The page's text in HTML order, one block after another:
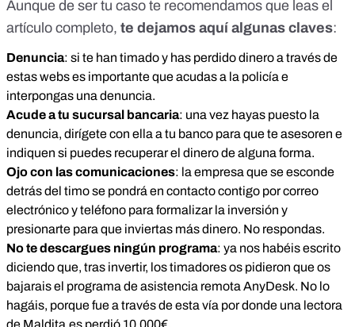
Aunque de ser tu caso te recomendamos que leas el
artículo completo, te dejamos aquí algunas claves:
Denuncia: si te han timado y has perdido dinero a través de
estas webs es importante que acudas a la policía e
interpongas una denuncia.
Acude a tu sucursal bancaria: una vez hayas puesto la
denuncia, dirígete con ella a tu banco para que te asesoren e
indiquen si puedes recuperar el dinero de alguna forma.
Ojo con las comunicaciones: la empresa que se esconde
detrás del timo se pondrá en contacto contigo por correo
electrónico y teléfono para formalizar la inversión y
presionarte para que inviertas más dinero. No respondas.
No te descargues ningún programa: ya nos habéis escrito
diciendo que, tras invertir, los timadores os pidieron que os
bajarais el programa de asistencia remota AnyDesk. No lo
hagáis, porque fue a través de esta vía por donde una lectora